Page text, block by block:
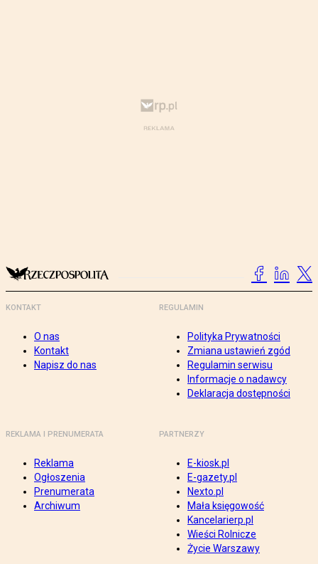
KONTAKT
O nas
Kontakt
Napisz do nas
REGULAMIN
Polityka Prywatności
Zmiana ustawień zgód
Regulamin serwisu
Informacje o nadawcy
Deklaracja dostępności
REKLAMA I PRENUMERATA
Reklama
Ogłoszenia
Prenumerata
Archiwum
PARTNERZY
E-kiosk.pl
E-gazety.pl
Nexto.pl
Mała księgowość
Kancelarierp.pl
Wieści Rolnicze
Życie Warszawy